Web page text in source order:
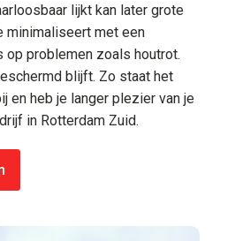
lijkt kan later grote
minimaliseert met een
op problemen zoals houtrot.
blijft. Zo staat het
en heb je langer plezier van je
in Rotterdam Zuid.